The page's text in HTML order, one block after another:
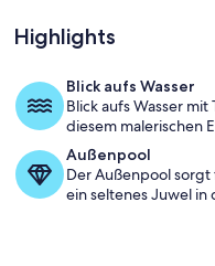
Highlights
Blick aufs Wasser
Blick aufs Wasser
diesem malerischen
Außenpool
Der Außenpool
ein seltenes Juwel in